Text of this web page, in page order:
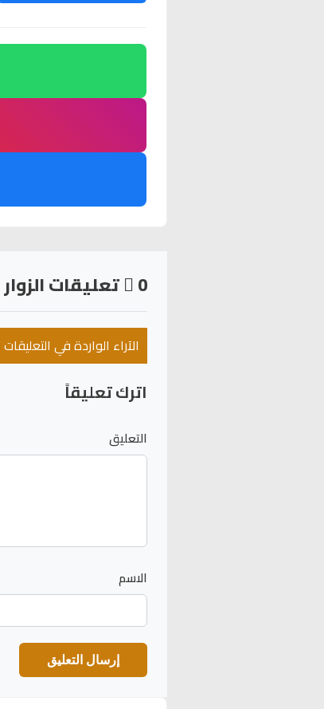
0 تعليقات الزوار
الآراء الواردة في
اترك تعليقاً
التعليق
الاسم